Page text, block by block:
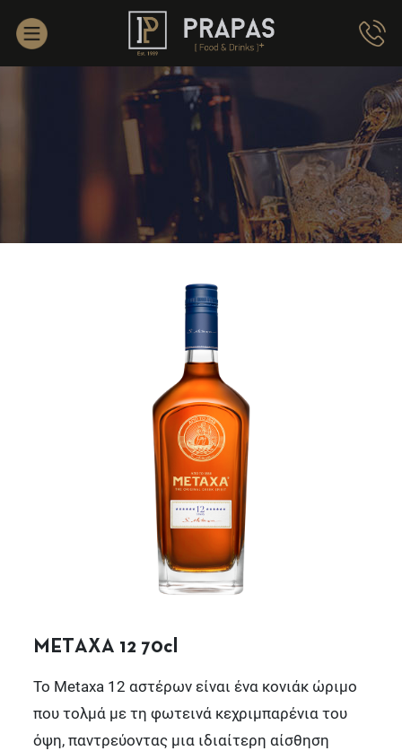
METAXA 12 70cl
Το Metaxa 12 αστέρων είναι ένα κονιάκ ώριμο
που τολμά με τη φωτεινά κεχριμπαρένια του
όψη, παντρεύοντας μια ιδιαίτερη αίσθηση